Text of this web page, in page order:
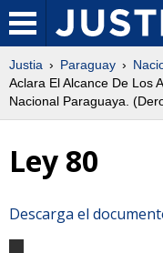
Justia Paraguay
Aclara El Alcance De Los
Nacional Paraguaya.
Ley 80
Descarga el